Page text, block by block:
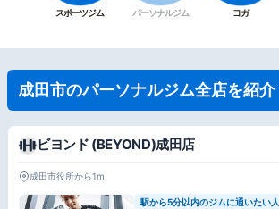
スポーツジム パーソナルジム ヨガ
成田市のパーソナルジム全店を紹介
ビヨンド (BEYOND)成田店
成田市役所から1m
駅から5分以内のジムに通いたい人